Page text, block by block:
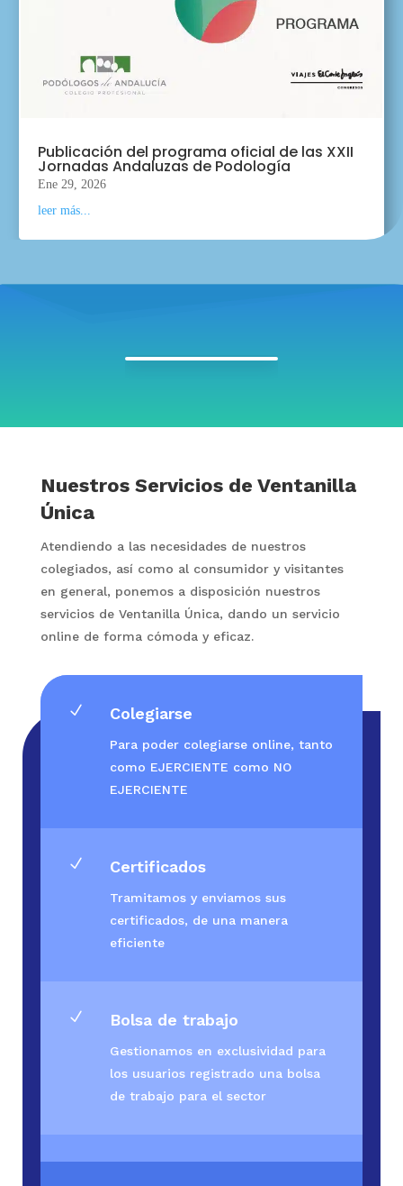
Publicación del programa oficial de las XXII
Jornadas Andaluzas de Podología
Ene 29, 2026
leer más...
Nuestros Servicios de Ventanilla
Única
Atendiendo a las necesidades de nuestros
colegiados, así como al consumidor y visitantes
en general, ponemos a disposición nuestros
servicios de Ventanilla Única, dando un servicio
online de forma cómoda y eficaz.
N Colegiarse
Para poder colegiarse online, tanto
como EJERCIENTE como NO
EJERCIENTE
N Certificados
Tramitamos y enviamos sus
certificados, de una manera
eficiente
N Bolsa de trabajo
Gestionamos en exclusividad para
los usuarios registrado una bolsa
de trabajo para el sector